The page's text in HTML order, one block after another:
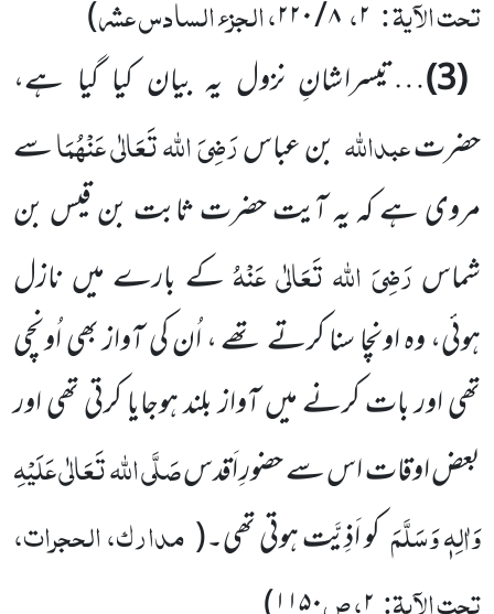
تحت الآیۃ : ۲،۸ / ۲۲۰ ، الجزء السادس عشر)
(3) …تیسرا شانِ نزول یہ بیان کیا گیا ہے،
حضرتعبداللہ بن عباسرَضِیَ اللہ تَعَالٰی عَنْہُمَاسے
مروی ہے کہ یہ آیت حضرت ثابت بن قیس بن
شماسرَضِیَ اللہ تَعَالٰی عَنْہُکے بارے میں نازل
ہوئی، وہ اونچا سنا کرتے تھے ، اُن کی آواز بھی اُونچی
تھی اور بات کرنے میں آواز بلند ہوجایا کرتی تھی اور
بعض اوقات اس سے حضورِ اَقدسصَلَّی اللہ تَعَالٰی عَلَیْہِ
وَاٰلِہٖ وَسَلَّمَکو اَذِیَّت ہوتی تھی۔( مدارک، الحجرات،
تحت الآیۃ: ، ص